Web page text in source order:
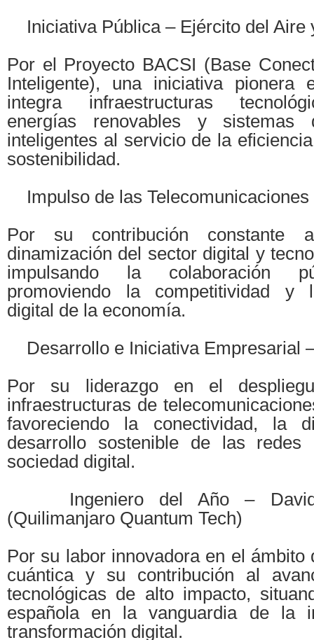
Iniciativa Pública – Ejército del Aire
Por el Proyecto BACSI (Base
Inteligente), una iniciativa pionera
integra infraestructuras
energías renovables y sistemas
inteligentes al servicio de la
sostenibilidad.
Impulso de las Telecomunicaciones
Por su contribución constante
dinamización del sector digital y
impulsando la colaboración
promoviendo la competitividad y
digital de la economía.
Desarrollo e Iniciativa Empresarial
Por su liderazgo en el
infraestructuras de
favoreciendo la conectividad, la
desarrollo sostenible de las redes
sociedad digital.
Ingeniero del Año – David
(Quilimanjaro Quantum Tech)
Por su labor innovadora en el ámbito
cuántica y su contribución al
tecnológicas de alto impacto,
española en la vanguardia de la
transformación digital.